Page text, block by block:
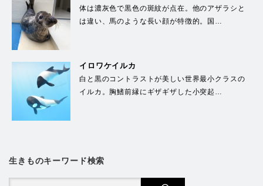
体は濃灰色で黒色の斑紋が点在。他のアザラシと
は違い、馬のような長い顔が特徴的。国…
イロワケイルカ
白と黒のコントラストが美しい世界最小クラスの
イルカ。胸鰭前縁にギザギザした小突起…
生きものキーワード検索